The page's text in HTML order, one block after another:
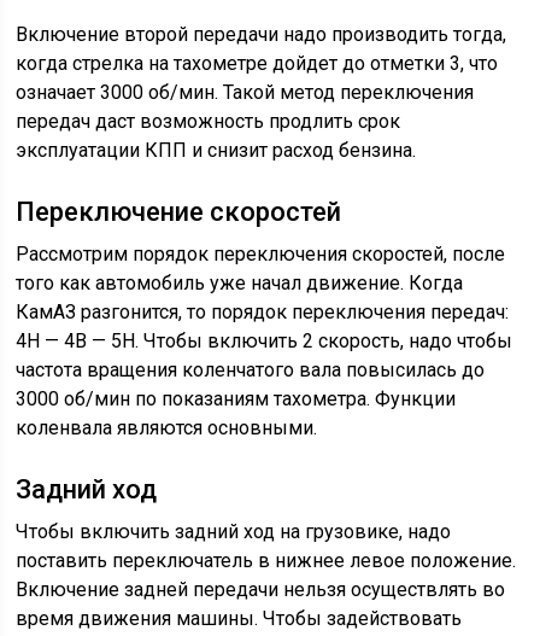
Включение второй передачи надо производить тогда,
когда стрелка на тахометре дойдет до отметки 3, что
означает 3000 об/мин. Такой метод переключения
передач даст возможность продлить срок
эксплуатации КПП и снизит расход бензина.
Переключение скоростей
Рассмотрим порядок переключения скоростей, после
того как автомобиль уже начал движение. Когда
КамАЗ разгонится, то порядок переключения передач:
4H — 4B — 5H. Чтобы включить 2 скорость, надо чтобы
частота вращения коленчатого вала повысилась до
3000 об/мин по показаниям тахометра. Функции
коленвала являются основными.
Задний ход
Чтобы включить задний ход на грузовике, надо
поставить переключатель в нижнее левое положение.
Включение задней передачи нельзя осуществлять во
время движения машины. Чтобы задействовать